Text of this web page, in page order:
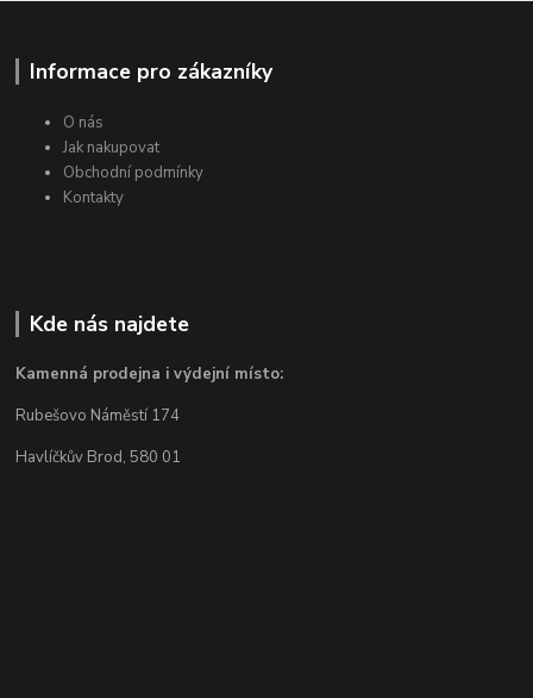
Informace pro zákazníky
O nás
Jak nakupovat
Obchodní podmínky
Kontakty
Kde nás najdete
Kamenná prodejna i výdejní místo:
Rubešovo Náměstí 174
Havlíčkův Brod, 580 01